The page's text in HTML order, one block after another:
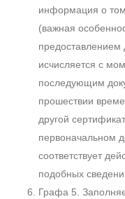
информация о
(важная
предоставлением
исчисляется с
последующим
прошествии
другой
первоначальном
соответствует
подобных
Графа 5.